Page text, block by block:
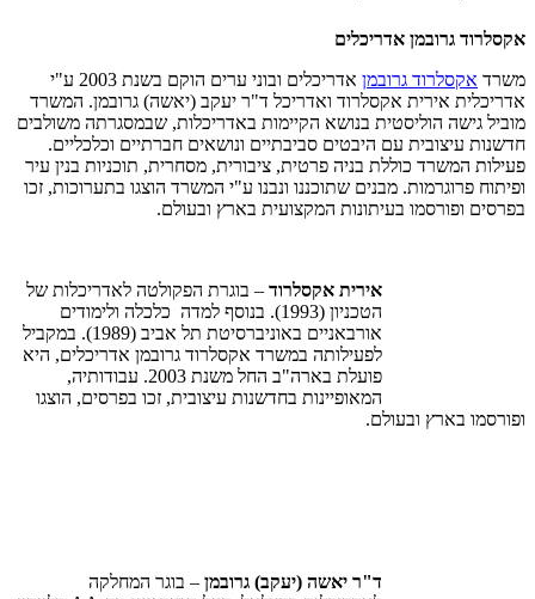
אקסלרוד גרובמן אדריכלים
משרד אקסלרוד גרובמן
אדריכלים ובוני ערים הוקם בשנת 2003 ע"י
אדריכלית אירית אקסלרוד ואדריכל ד"ר יעקב (יאשה) גרובמן. המשרד
מוביל גישה הוליסטית בנושא הקיימות באדריכלות, שבמסגרתה משולבים
חדשנות עיצובית עם היבטים סביבתיים ונושאים חברתיים וכלכליים.
פעילות המשרד כוללת בניה פרטית, ציבורית, מסחרית, תוכניות בנין עיר
ופיתוח פרוגרמות. מבנים שתוכננו ונבנו ע"י המשרד הוצגו בתערוכות, זכו
בפרסים ופורסמו בעיתונות המקצועית בארץ ובעולם.
אירית אקסלרוד – בוגרת הפקולטה לאדריכלות של
הטכניון (1993). בנוסף למדה כלכלה ולימודים
אורבאניים באוניברסיטת תל אביב (1989). במקביל
לפעילותה במשרד אקסלרוד גרובמן אדריכלים, היא
פועלת בארה"ב החל משנת 2003. עבודותיה,
המאופיינות בחדשנות עיצובית, זכו בפרסים, הוצגו
ופורסמו בארץ ובעולם.
ד"ר יאשה (יעקב) גרובמן – בוגר המחלקה